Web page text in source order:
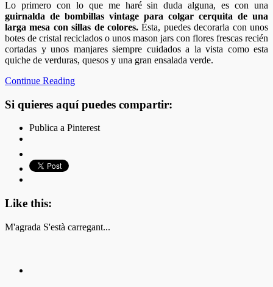
Lo primero con lo que me haré sin duda alguna, es con una
guirnalda de bombillas vintage para colgar cerquita de una
larga mesa con sillas de colores. Ésta, puedes decorarla con unos
botes de cristal reciclados o unos mason jars con flores frescas recién
cortadas y unos manjares siempre cuidados a la vista como esta
quiche de verduras, quesos y una gran ensalada verde.
Continue Reading
Si quieres aquí puedes compartir:
Publica a Pinterest
Like this:
M'agrada S'està carregant...